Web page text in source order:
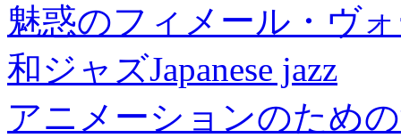
魅惑のフィメール・ヴ
和ジャズJapanese jazz
アニメーションのため